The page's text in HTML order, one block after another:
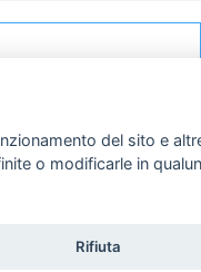
del sito e
o modificarle in
Rifiuta